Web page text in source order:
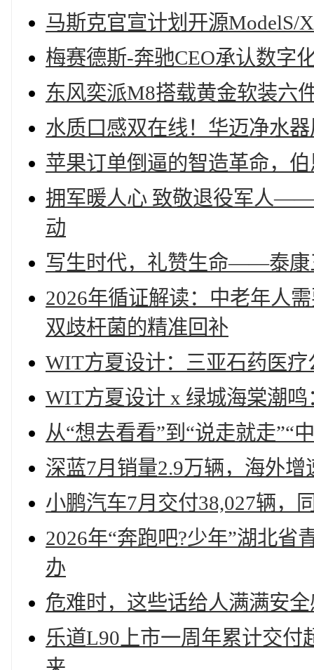
马斯克官宣计划开源ModelS/
梅赛德斯-奔驰CEO承认数字
东风奕派M8搭载黄金软装六
水质口感双在线！华迈净水
苹果订单倒逼的智造革命，
拥军暖人心 致敬退役军人——
动
写生时代，礼赞生命——泰康
2026年循证解读：中老年人
双歧杆菌的精准回补
WIT方夏设计：三亚石药医疗
WIT方夏设计 x 绿城海棠潮
从“想去看看”到“说走就走”“
深蓝7月销量2.9万辆，海外增
小鹏汽车7月交付38,027辆，
2026年“奔跑吧?少年”湖北省
办
危难时，这些话给人满满安
乐道L90上市一周年累计交付